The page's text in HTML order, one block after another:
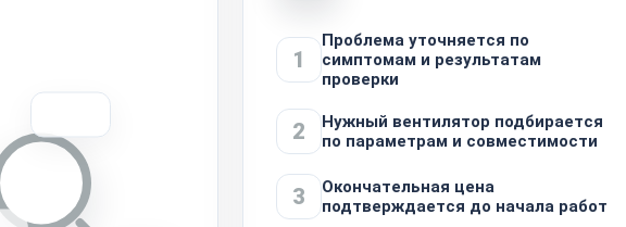
1
Проблема уточняется по
симптомам и результатам
проверки
2
Нужный вентилятор подбирается
по параметрам и совместимости
3
Окончательная цена
подтверждается до начала работ